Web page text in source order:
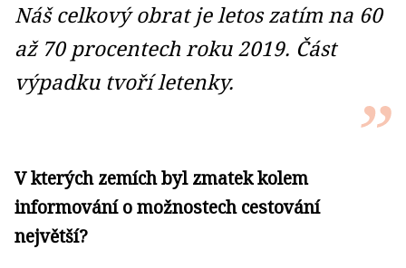
Náš celkový obrat je letos zatím na 60
až 70 procentech roku 2019. Část
výpadku tvoří letenky.
V kterých zemích byl zmatek kolem
informování o možnostech cestování
největší?